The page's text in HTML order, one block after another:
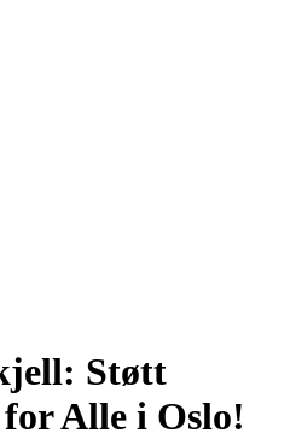
Støtt
Alle i Oslo!